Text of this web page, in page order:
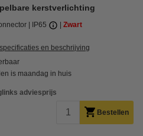
kerstverlichting
IP65 Zwart
en beschrijving
is maandag in huis
adviesprijs
Bestellen